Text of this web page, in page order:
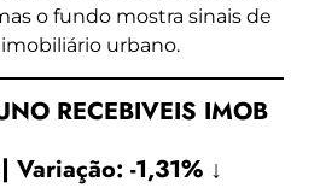
o fundo mostra sinais de
urbano.
RECEBIVEIS IMOB
| Variação: -1,31% ↓